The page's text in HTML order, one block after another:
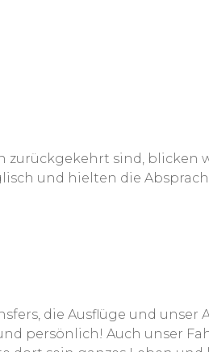
sind, blicken
und hielten die
die Ausflüge und unser
persönlich! Auch unser